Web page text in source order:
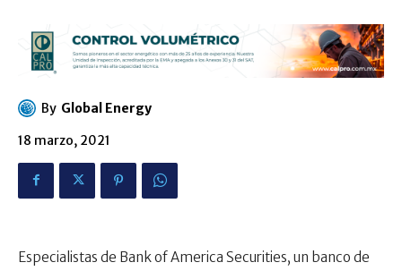
By Global Energy
18 marzo, 2021
Especialistas de Bank of America Securities, un banco de